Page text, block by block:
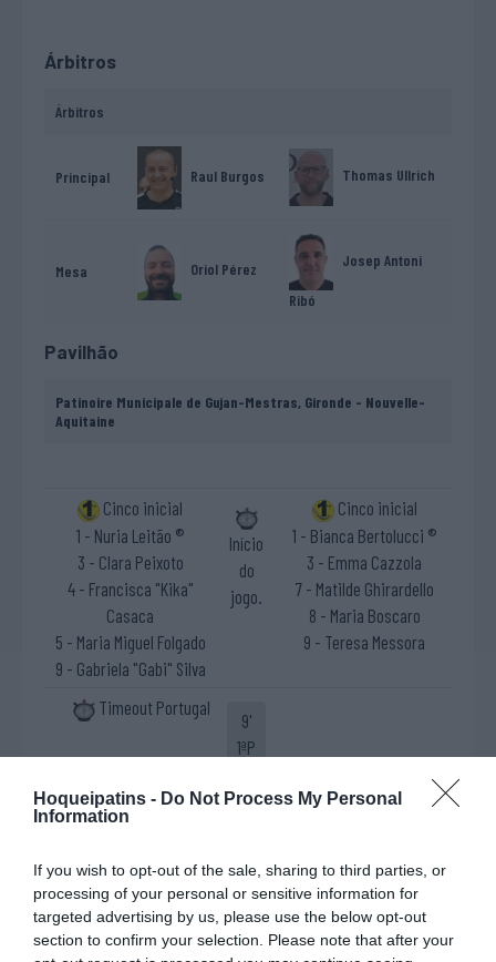
Hoqueipatins - Do Not Process My Personal
Information
If you wish to opt-out of the sale, sharing to third parties, or
processing of your personal or sensitive information for
targeted advertising by us, please use the below opt-out
section to confirm your selection. Please note that after your
Árbitros
Árbitros
Principal Raul Burgos Thomas Ullrich
Mesa Oriol Pérez Josep Antoni
Ribó
Pavilhão
Patinoire Municipale de Gujan-Mestras, Gironde - Nouvelle-
Aquitaine
Cinco inicial
1 - Nuria Leitão ®
3 - Clara Peixoto
4 - Francisca "Kika"
Casaca
5 - Maria Miguel Folgado
9 - Gabriela "Gabi" Silva
Início
do
jogo.
Cinco inicial
1 - Bianca Bertolucci ®
3 - Emma Cazzola
7 - Matilde Ghirardello
8 - Maria Boscaro
9 - Teresa Messora
Timeout Portugal
9'
1ªP
Timeout Itália
Cartão azul Gabriela
"Gabi" Silva
14'
1ªP
Livre direto falhado
Teresa Messora